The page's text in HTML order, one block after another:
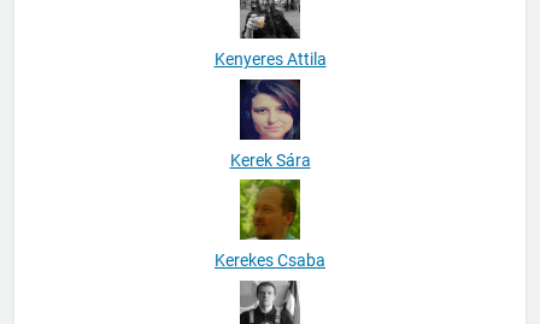
Kenyeres Attila
Kerek Sára
Kerekes Csaba